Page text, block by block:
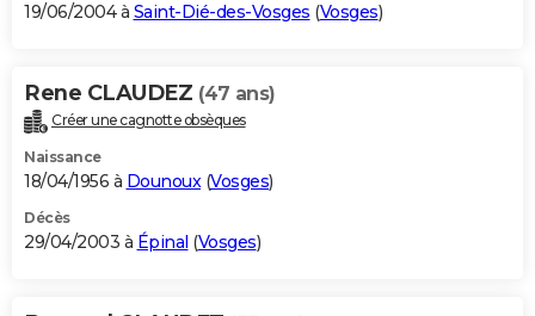
19/06/2004 à Saint-Dié-des-Vosges (Vosges)
Rene CLAUDEZ (47 ans)
Créer une cagnotte obsèques
Naissance
18/04/1956 à Dounoux (Vosges)
Décès
29/04/2003 à Épinal (Vosges)